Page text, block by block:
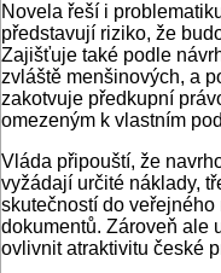
Novela řeší i
představují riziko, že
Zajišťuje také podle
zvláště menšinových, a
zakotvuje předkupní
omezeným k vlastním
Vláda připouští, že
vyžádají určité náklady,
skutečností do
dokumentů. Zároveň ale
ovlivnit atraktivitu české